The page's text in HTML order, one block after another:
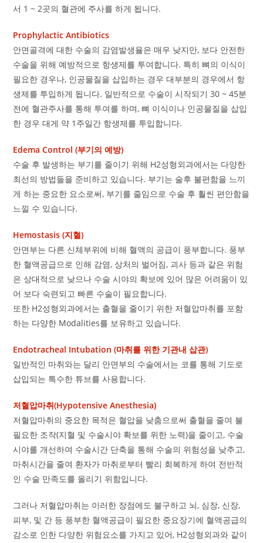
서 1 ~ 2곳의 혈관에 주사를 하게 됩니다.
Prophylactic Antibiotics
안면골격에 대한 수술의 감염발생율은 매우 낮지만, 보다 안전한
수술을 위해 예방적으로 항생제를 투여합니다. 특히 뼈의 이식이
필요한 경우나, 인공물질을 삽입하는 경우 대부분의 경우에서 항
생제를 투입하게 됩니다. 일반적으로 수술이 시작되기 30 ~ 45분
전에 혈관주사를 통해 투여를 하며, 뼈 이식이나 인공물질을 삽입
한 경우 대게 약 1주일간 항생제를 투입합니다.
Edema Control (부기의 예방)
수술 후 발생하는 부기를 줄이기 위해 H2성형외과에서는 다양한
최선의 방법들을 준비하고 있습니다. 부기는 술후 불편함을 느끼
게 하는 중요한 요소로써, 부기를 줄임으로 수술 후 훨씬 편안함을
느낄 수 있습니다.
Hemostasis (지혈)
안면부는 다른 신체부위에 비해 혈액의 공급이 풍부합니다. 풍부
한 혈액공급으로 인해 감염, 상처의 벌어짐, 괴사 등과 같은 위험
은 상대적으로 낮으나 수술 시야의 확보에 있어 많은 어려움이 있
어 보다 숙련되고 빠른 수술이 필요합니다.
또한 H2성형외과에서는 출혈을 줄이기 위한 저혈압마취를 포함
하는 다양한 Modalities를 보유하고 있습니다.
Endotracheal Intubation (마취를 위한 기관내 삽관)
일반적인 마취와는 달리 안면부의 수술에서는 코를 통해 기도로
삽입되는 특수한 튜브를 사용합니다.
저혈압마취(Hypotensive Anesthesia)
저혈압마취의 중요한 목적은 혈압을 낮춤으로써 출혈을 줄여 불
필요한 조작(지혈 및 수술시야 확보를 위한 노력)을 줄이고, 수술
시야를 개선하여 수술시간 단축을 통해 수술의 위험성을 낮추고,
마취시간을 줄여 환자가 마취로부터 빨리 회복하게 하여 전반적
인 수술 만족도를 올리기 위함입니다.
그러나 저혈압마취는 이러한 장점에도 불구하고 뇌, 심장, 신장,
피부, 및 간 등 풍부한 혈액공급이 필요한 중요장기에 혈액공급의
감소로 인한 다양한 위험요소를 가지고 있어, H2성형외과와 같이